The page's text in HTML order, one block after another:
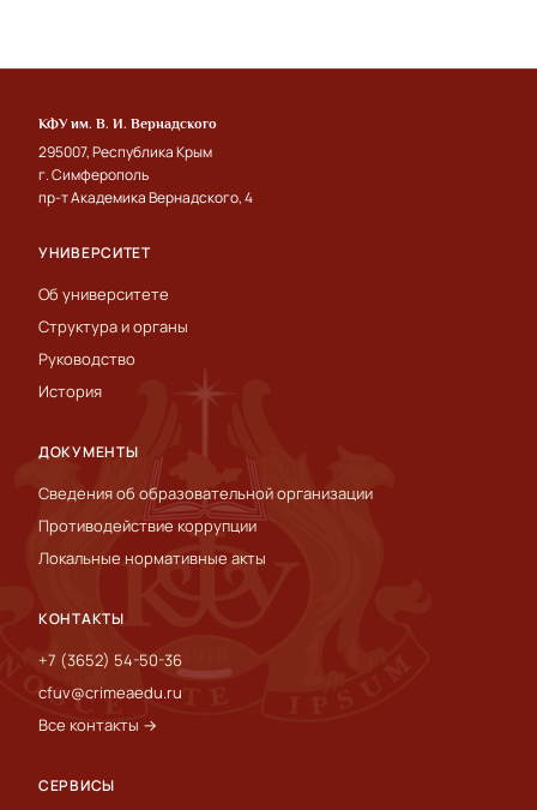
КФУ им. В. И. Вернадского
295007, Республика Крым
г. Симферополь
пр-т Академика Вернадского, 4
УНИВЕРСИТЕТ
Об университете
Структура и органы
Руководство
История
ДОКУМЕНТЫ
Сведения об образовательной организации
Противодействие коррупции
Локальные нормативные акты
КОНТАКТЫ
+7 (3652) 54-50-36
cfuv@crimeaedu.ru
Все контакты →
СЕРВИСЫ